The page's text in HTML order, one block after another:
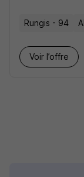
Rungis - 94
Voir l’offre